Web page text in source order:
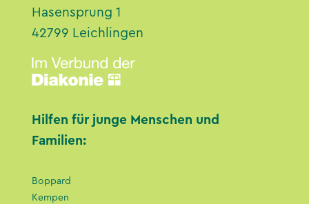
Hasensprung 1
42799 Leichlingen
Hilfen für junge Menschen und
Familien:
Boppard
Kempen